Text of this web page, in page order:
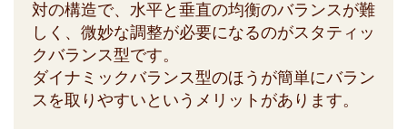
対の構造で、水平と垂直の均衡のバランスが難
しく、微妙な調整が必要になるのがスタティッ
クバランス型です。
ダイナミックバランス型のほうが簡単にバラン
スを取りやすいというメリットがあります。